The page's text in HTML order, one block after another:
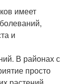
имеет
и
В районах с
просто